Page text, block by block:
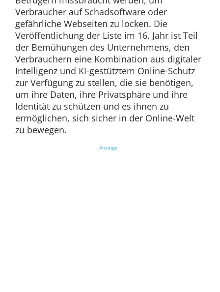
Verbraucher auf Schadsoftware oder
gefährliche Webseiten zu locken. Die
Veröffentlichung der Liste im 16. Jahr ist Teil
der Bemühungen des Unternehmens, den
Verbrauchern eine Kombination aus digitaler
Intelligenz und KI-gestütztem Online-Schutz
zur Verfügung zu stellen, die sie benötigen,
um ihre Daten, ihre Privatsphäre und ihre
Identität zu schützen und es ihnen zu
ermöglichen, sich sicher in der Online-Welt
zu bewegen.
Anzeige